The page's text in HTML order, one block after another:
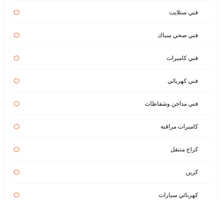
فني ستلايت
فني صحي سباك
فني كاميرات
فني كهربائي
فني مداخن وشفاطات
كاميرات مراقبة
كراج متنقل
كرين
كهربائي سيارات